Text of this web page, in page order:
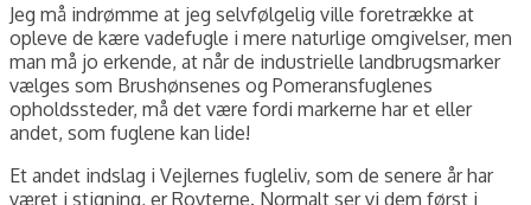
Jeg må indrømme at jeg selvfølgelig ville foretrække at
opleve de kære vadefugle i mere naturlige omgivelser, men
man må jo erkende, at når de industrielle landbrugsmarker
vælges som Brushønsenes og Pomeransfuglenes
opholdssteder, må det være fordi markerne har et eller
andet, som fuglene kan lide!
Et andet indslag i Vejlernes fugleliv, som de senere år har
været i stigning, er Rovterne. Normalt ser vi dem først i